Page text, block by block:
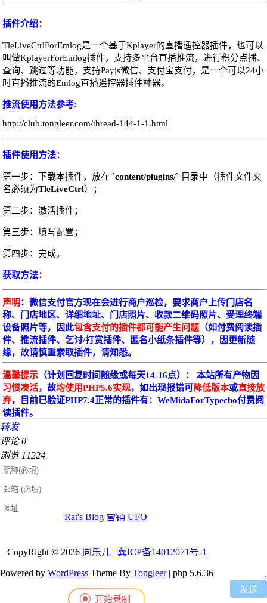
插件介绍：
TleLiveCtrlForEmlog是一个基于Kplayer的直播遥控器插件，也可以
叫做KplayerForEmlog插件，支持多平台直播推流，进行积分点播、
查询、跳过等功能，支持Payjs微信、支付宝支付，是一个可以24小
时直播推流的Emlog直播遥控器插件神器。
推流使用方法参考:
http://club.tongleer.com/thread-144-1-1.html
插件使用方法：
第一步：下载本插件，放在 `content/plugins/` 目录中（插件文件夹
名必须为TleLiveCtrl）；
第二步：激活插件；
第三步：填写配置；
第四步：完成。
获取方法：
声明 ：微信支付官方现在会进行商户巡检，要求商户上传门店名
称、门店地区、详细地址、门店照片、收款二维码照片、受理终端
设备照片等，因此包含支付的插件都可能产生问题 （如付费阅读插
件、推流插件、乞讨/打赏插件、匿名小纸条插件等），因更新随
缘，故请慎重索取插件，请知悉。
温馨提示 （计划回复时间随缘或每天14-16点）： 本站所有产物因
习惯凑活，故均使用PHP5.6实现，如出现报错可降低版本或直接放
弃，目前已验证PHP7.4正常的插件有：WeMidaForTypecho付费阅
读插件。
转发
评论0
浏览 11224
友情链接[自助申请][若未找到自己则
Rat's Blog 营销 UFO
CopyRight © 2026 同乐儿| 冀ICP备14012071号-1
Powered by WordPress Theme By Tongleer| php 5.6.36
开始录制